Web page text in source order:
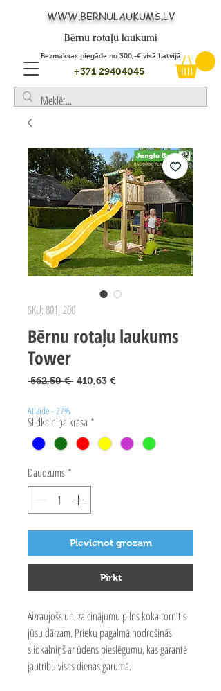
WWW.BERNULAUKUMS.LV
Bērnu rotaļu laukumi
Bezmaksas piegāde no 300,-€ visā Latvijā
+371 29404045
SKU: 801_200
Bērnu rotaļu laukums
Tower
562,50 € Parastā
410,63 €
Atlaide - 27%
Slidkalniņa krāsa *
Daudzums *
Pievienot grozam
Pirkt
Aizraujošs un izaicinājumu pilns koka tornītis
jūsu dārzam. Prieku pagalmā nodrošinās
slidkalniņš ar ūdens pieslēgumu, kas garantē
jautrību visas dienas garumā.